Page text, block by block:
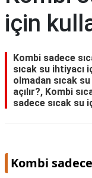
için
Kombi sadece
sıcak su ihtiyacı
olmadan sıcak
açılır?, Kombi
sadece sıcak su
Kombi